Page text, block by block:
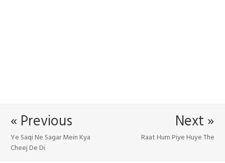
Next »
Raat Hum Piye Huye The
« Previous
Ye Saqi Ne Sagar Mein Kya
Cheej De Di